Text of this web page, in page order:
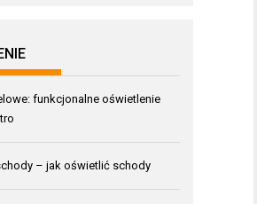
funkcjonalne oświetlenie
– jak oświetlić schody